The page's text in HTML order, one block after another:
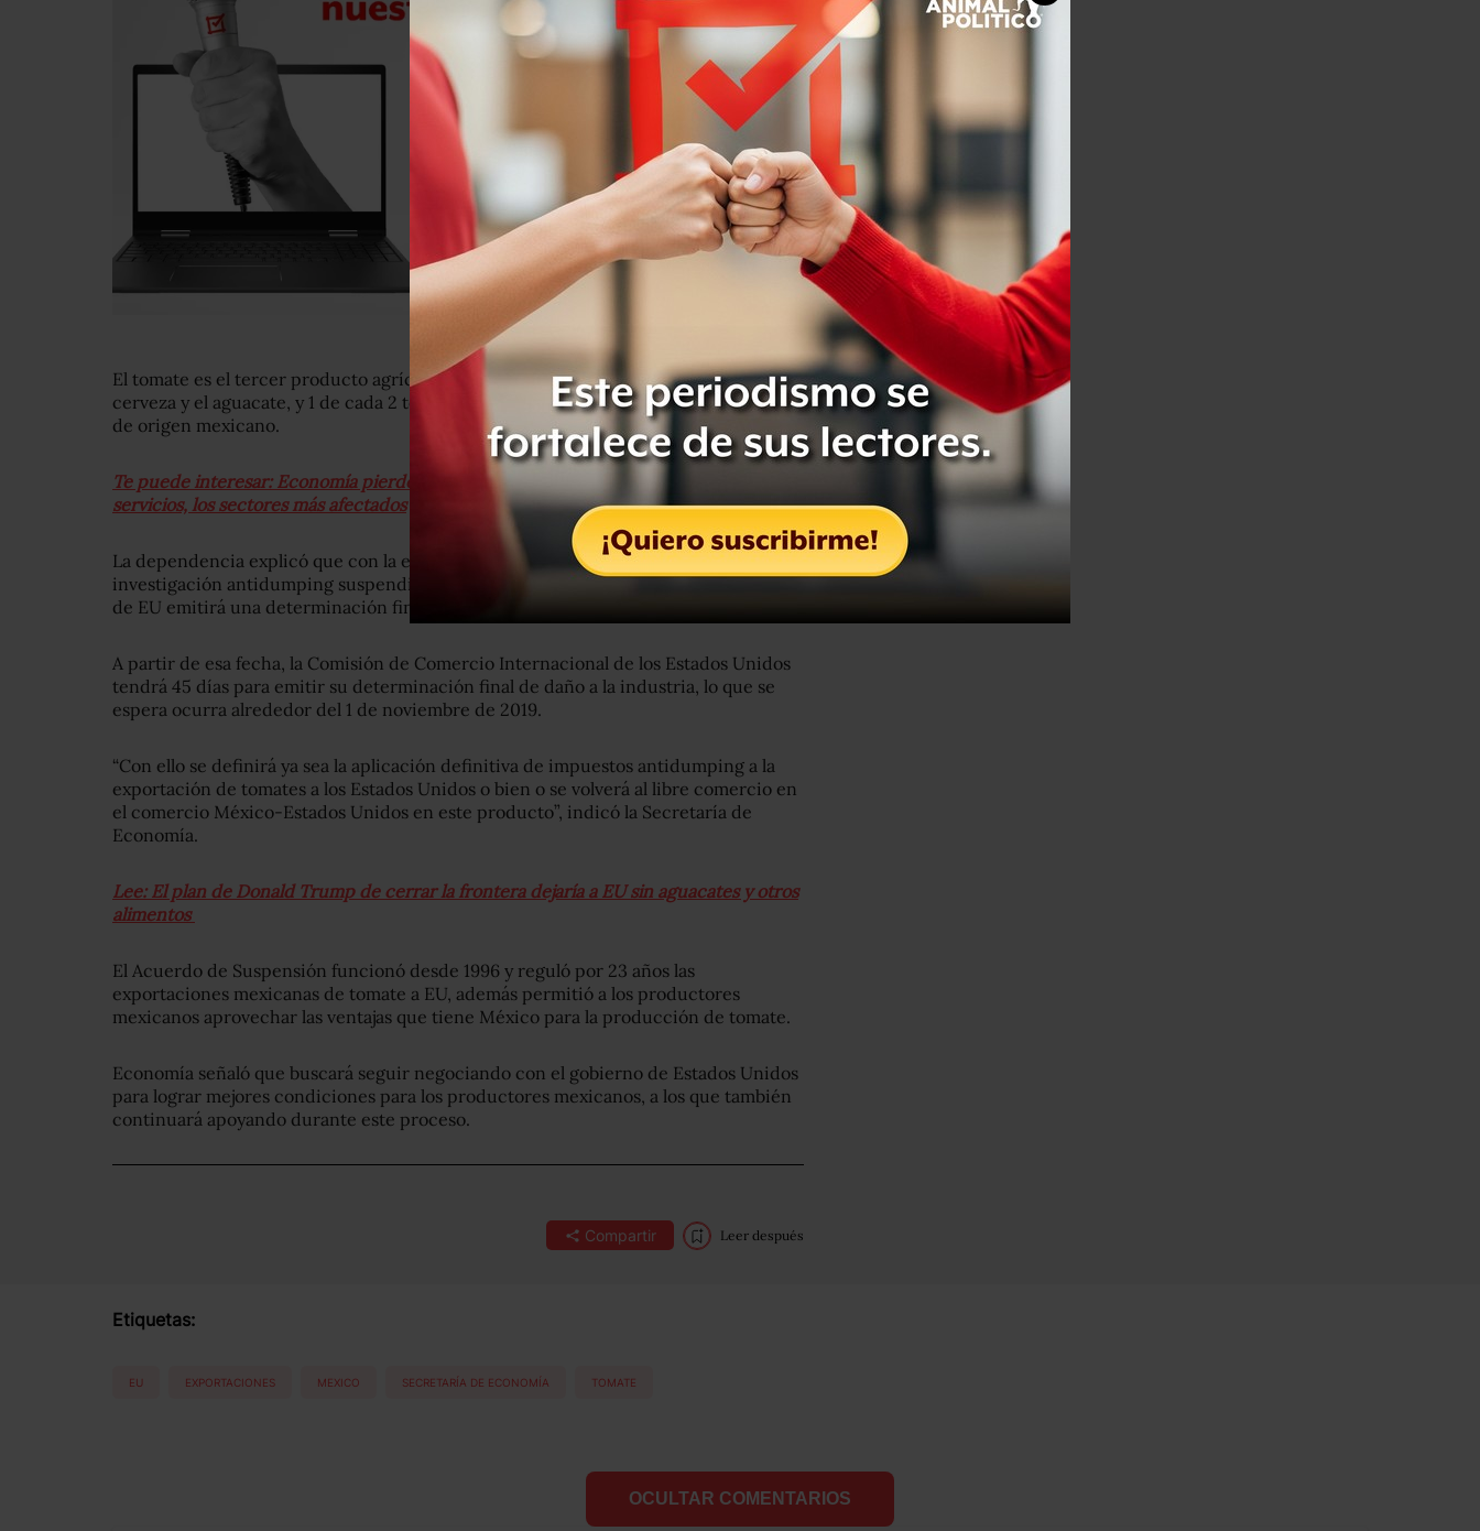
El tomate es el tercer producto agrícola de exportación de México después de la
cerveza y el aguacate, y 1 de cada 2 tomates que se consumen en Estados Unidos son
de origen mexicano.
Te puede interesar: Economía pierde 0.2% en primer trimestre de AMLO; industria y
servicios, los sectores más afectados
La dependencia explicó que con la eliminación del Acuerdo se reactivará la
investigación antidumping suspendida desde 1996. El Departamento de Comercio
de EU emitirá una determinación final a más tardar el 19 de septiembre de 2019.
A partir de esa fecha, la Comisión de Comercio Internacional de los Estados Unidos
tendrá 45 días para emitir su determinación final de daño a la industria, lo que se
espera ocurra alrededor del 1 de noviembre de 2019.
“Con ello se definirá ya sea la aplicación definitiva de impuestos antidumping a la
exportación de tomates a los Estados Unidos o bien o se volverá al libre comercio en
el comercio México-Estados Unidos en este producto”, indicó la Secretaría de
Economía.
Lee: El plan de Donald Trump de cerrar la frontera dejaría a EU sin aguacates y otros
alimentos
El Acuerdo de Suspensión funcionó desde 1996 y reguló por 23 años las
exportaciones mexicanas de tomate a EU, además permitió a los productores
mexicanos aprovechar las ventajas que tiene México para la producción de tomate.
Economía señaló que buscará seguir negociando con el gobierno de Estados Unidos
para lograr mejores condiciones para los productores mexicanos, a los que también
continuará apoyando durante este proceso.
Compartir Leer después
Etiquetas:
EU EXPORTACIONES MEXICO SECRETARÍA DE ECONOMÍA TOMATE
OCULTAR COMENTARIOS